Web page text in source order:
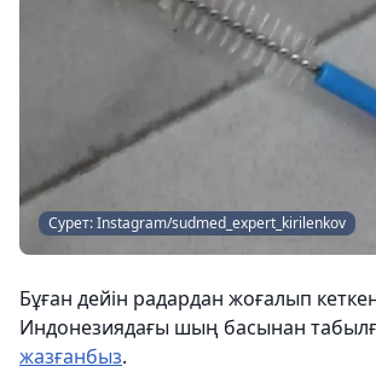
Сурет: Instagram/sudmed_expert_kirilenkov
Бұған дейін радардан жоғалып
Индонезиядағы шың басынан
жазғанбыз.